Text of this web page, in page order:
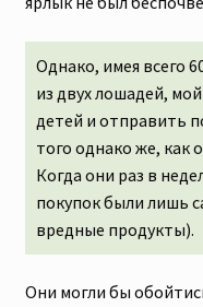
Однако, имея всего
из двух лошадей,
детей и отправить
того однако же, как
Когда они раз в
покупок были лишь
вредные продукты).
Они могли бы